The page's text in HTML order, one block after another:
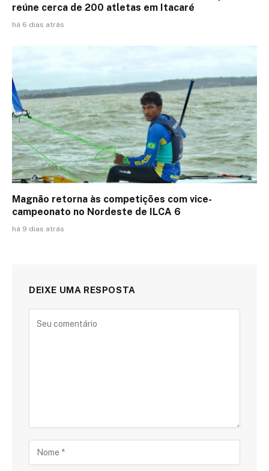
reúne cerca de 200 atletas em Itacaré
há 6 dias atrás
Magnão retorna às competições com vice-
campeonato no Nordeste de ILCA 6
há 9 dias atrás
DEIXE UMA RESPOSTA